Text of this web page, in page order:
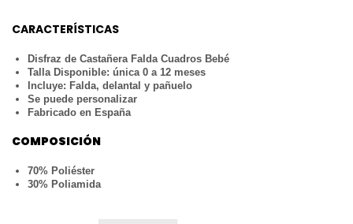
CARACTERÍSTICAS
Disfraz de Castañera Falda Cuadros Bebé
Talla Disponible: única 0 a 12 meses
Incluye: Falda, delantal y pañuelo
Se puede personalizar
Fabricado en España
COMPOSICIÓN
70% Poliéster
30% Poliamida